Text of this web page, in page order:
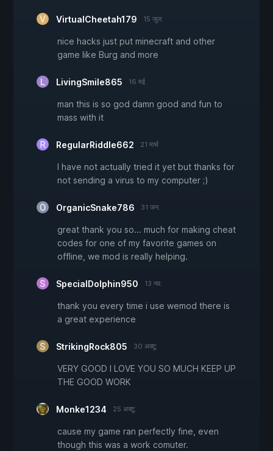
VirtualCheetah179 15 जुल.
nice hacks just put minecraft and other
game like Burg and more
LivingSmile865 16 मई
man this is so god damn good and fun to
mass with it
RegularRiddle662 21 मार्च
I have not actually tried it yet but thanks for
not sending a virus to my computer ;)
OrganicSnake786 31 जन.
great thank you so... much for making cheat
codes for one of my favorite games on
offline, we mod is really helping.
SpecialDolphin950 13 नव.
thank you every time i use wemod there is
a great experience
StrikingRock805 30 अक्टू.
VERY GOOD I LOVE YOU SO MUCH KEEP UP
THE GOOD WORK
Monke1234 25 अक्टू.
cause my game ran perfectly fine, even
though this was a work comuter.